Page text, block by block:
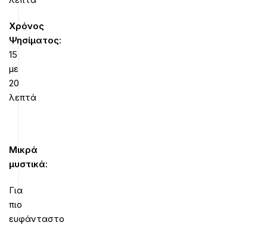
Χρόνος
Ψησίματος:
15
με
20
λεπτά
Μικρά
μυστικά:
Για
πιο
ευφάνταστο